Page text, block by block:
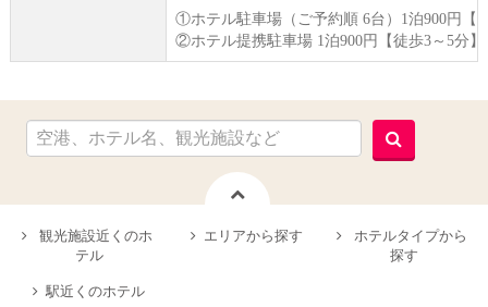
①ホテル駐車場（ご予約順 6台）1泊900円【
②ホテル提携駐車場 1泊900円【徒歩3～5分】
観光施設近くのホ
テル
エリアから探す
ホテルタイプから
探す
駅近くのホテル